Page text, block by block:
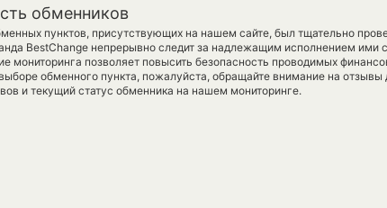
обменников
пунктов, присутствующих на нашем сайте, был тщательно
BestChange непрерывно следит за надлежащим исполнением ими
мониторинга позволяет повысить безопасность проводимых
обменного пункта, пожалуйста, обращайте внимание на отзывы
и текущий статус обменника на нашем мониторинге.